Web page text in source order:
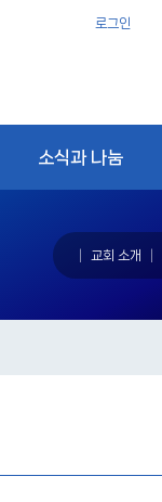
로그인
소식과 나눔
교회 소개